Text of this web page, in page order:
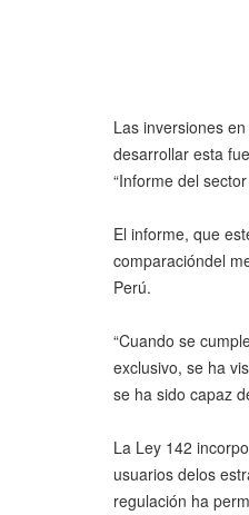
Las inversiones
desarrollar esta
“Informe del
El informe, que
comparacióndel
Perú.
“Cuando se
exclusivo, se ha
se ha sido capaz
La Ley 142
usuarios delos
regulación ha